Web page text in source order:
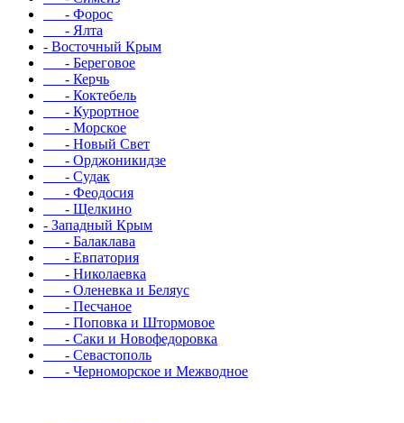
- Форос
- Ялта
- Восточный Крым
- Береговое
- Керчь
- Коктебель
- Курортное
- Морское
- Новый Свет
- Орджоникидзе
- Судак
- Феодосия
- Щелкино
- Западный Крым
- Балаклава
- Евпатория
- Николаевка
- Оленевка и Беляус
- Песчаное
- Поповка и Штормовое
- Саки и Новофедоровка
- Севастополь
- Черноморское и Межводное